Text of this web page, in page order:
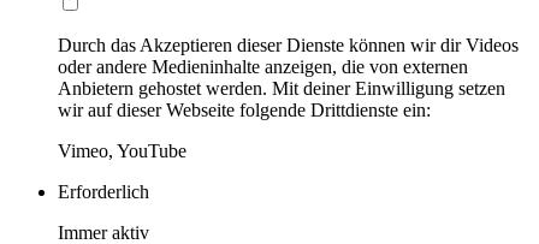
Durch das Akzeptieren dieser Dienste können wir dir Videos
oder andere Medieninhalte anzeigen, die von externen
Anbietern gehostet werden. Mit deiner Einwilligung setzen
wir auf dieser Webseite folgende Drittdienste ein:
Vimeo, YouTube
Erforderlich
Immer aktiv